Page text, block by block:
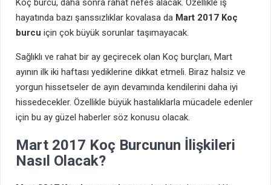
hayatında bazı şanssızlıklar kovalasa da Mart 2017 Koç
burcu için çok büyük sorunlar taşımayacak.
Sağlıklı ve rahat bir ay geçirecek olan Koç burçları, Mart
ayının ilk iki haftası yediklerine dikkat etmeli. Biraz halsiz ve
yorgun hissetseler de ayın devamında kendilerini daha iyi
hissedecekler. Özellikle büyük hastalıklarla mücadele edenler
için bu ay güzel haberler söz konusu olacak.
Mart 2017 Koç Burcunun İlişkileri
Nasıl Olacak?